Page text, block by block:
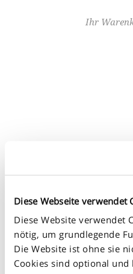
Diese Webseite verwendet
Diese Website verwendet
nötig, um grundlegende
Die Website ist ohne sie
Cookies sind optional
Ihr
UNS
Füllen Sie das
KONTAKT